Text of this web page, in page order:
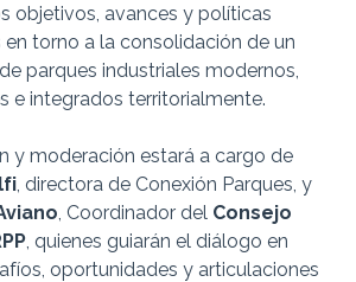
objetivos, avances y políticas
torno a la consolidación de un
parques industriales modernos,
e integrados territorialmente.
y moderación estará a cargo de
, directora de Conexión Parques, y
, Coordinador del Consejo
, quienes guiarán el diálogo en
oportunidades y articulaciones